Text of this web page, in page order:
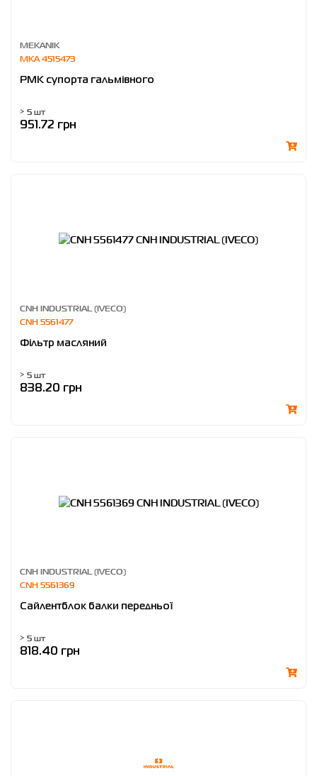
MEKANIK
MKA 4515473
РМК супорта гальмівного
> 5 шт
951.72 грн
CNH INDUSTRIAL (IVECO)
CNH 5561477
Фільтр масляний
> 5 шт
838.20 грн
CNH INDUSTRIAL (IVECO)
CNH 5561369
Сайлентблок балки передньої
> 5 шт
818.40 грн